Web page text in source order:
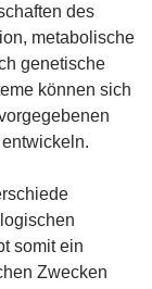
des
metabolische
genetische
können sich
somit ein
Zwecken